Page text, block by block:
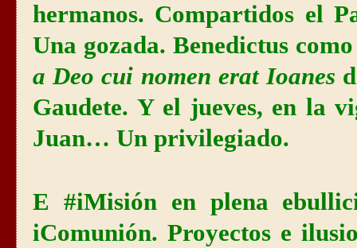
hermanos. Compartidos el
Una gozada. Benedictus
a Deo cui nomen erat Ioanes
Gaudete. Y el jueves, en la
Juan… Un privilegiado.
E #iMisión en plena
iComunión. Proyectos e